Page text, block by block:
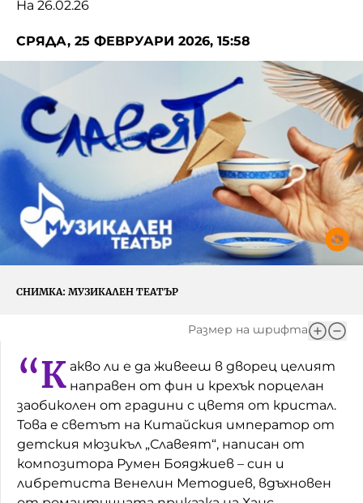
Нашите гости
Приказки
История на изкуството
Музикална кутийка
От соул до рокендрол
Междучасие
Непознатите думи
Като Айнщайн
Домашен любимец
Питаме Ви
Кои сме ние?
За вас, родители
БНР
БНР Новини
Архивен фонд на БНР
На 26.02.26
СРЯДА, 25 ФЕВРУАРИ 2026, 15:58
СНИМКА: МУЗИКАЛЕН ТЕАТЪР
Размер на шрифта
“К акво ли е да живееш в дворец целият
направен от фин и крехък порцелан
заобиколен от градини с цветя от кристал.
Това е светът на Китайския император от
детския мюзикъл „Славеят“, написан от
композитора Румен Бояджиев – син и
либретиста Венелин Методиев, вдъхновен